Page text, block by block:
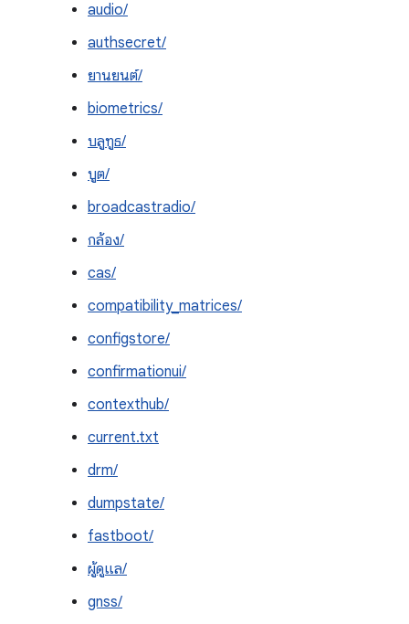
audio/
authsecret/
ยานยนต์/
biometrics/
บลูทูธ/
บูต/
broadcastradio/
กล้อง/
cas/
compatibility_matrices/
configstore/
confirmationui/
contexthub/
current.txt
drm/
dumpstate/
fastboot/
ผู้ดูแล/
gnss/